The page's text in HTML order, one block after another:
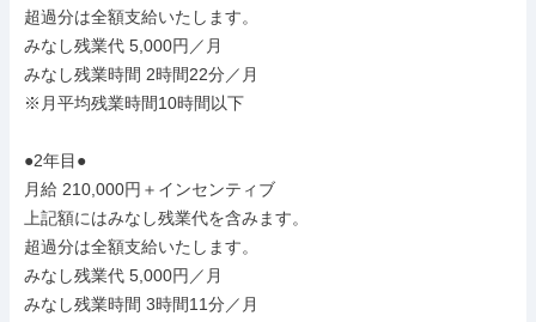
超過分は全額支給いたします。
みなし残業代 5,000円／月
みなし残業時間 2時間22分／月
※月平均残業時間10時間以下
●2年目●
月給 210,000円＋インセンティブ
上記額にはみなし残業代を含みます。
超過分は全額支給いたします。
みなし残業代 5,000円／月
みなし残業時間 3時間11分／月